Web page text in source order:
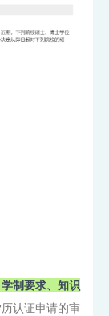
制要求、知识
认证申请的审